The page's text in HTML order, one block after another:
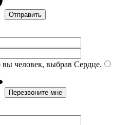
человек, выбрав Сердце.